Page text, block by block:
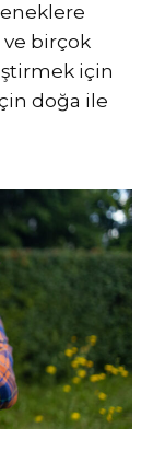
birçok
için
doğa ile